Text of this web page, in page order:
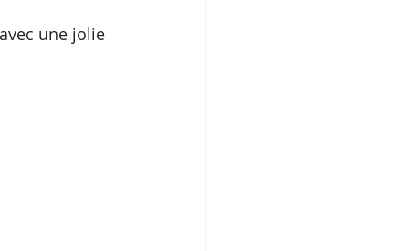
une jolie